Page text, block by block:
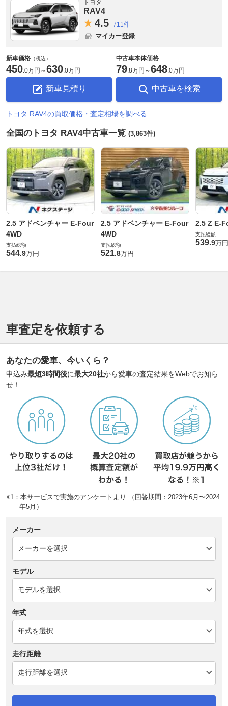
トヨタ
RAV4
4.5 711件
マイカー登録
新車価格 （税込）
450 0万円 ～630 0万円
新車見積り
中古車本体価格
79 8万円 ～648 0万円
中古車を検索
トヨタ RAV4の買取価格・査定相場を調べる
全国のトヨタ RAV4中古車一覧 (3,863件)
2.5 アドベンチャー E-Four
4WD
支払総額
544.9万円
2.5 アドベンチャー E-Four
4WD
支払総額
521.8万円
2.5 Z E-
支払総額
539.9万円
車査定を依頼する
あなたの愛車、今いくら？
申込み最短3時間後に最大20社から愛車の査定結果をWebでお知ら
せ！
※1：本サービスで実施のアンケートより （回答期間：2023年6月〜2024
年5月）
メーカー
モデル
年式
走行距離